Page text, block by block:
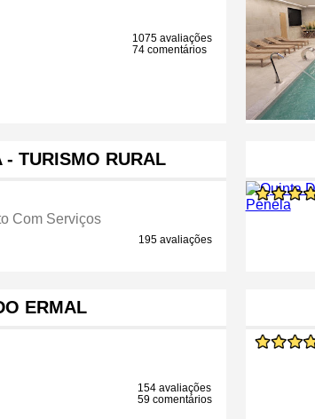
1075 avaliações
74 comentários
- TURISMO RURAL
Com Serviços
195 avaliações
ERMAL
154 avaliações
59 comentários